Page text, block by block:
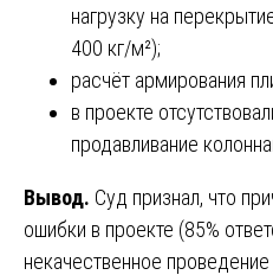
нагрузку на
400 кг/м²);
расчёт армирования
в проекте
продавливание
Вывод. Суд признал, что
ошибки в проекте (85%
некачественное